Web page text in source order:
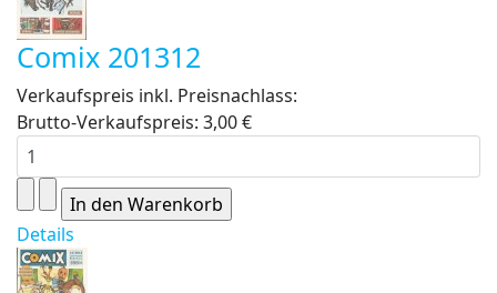
Comix 201312
Verkaufspreis inkl. Preisnachlass:
Brutto-Verkaufspreis: 3,00 €
Details